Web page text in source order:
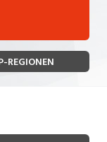
Sport
REGIONEN